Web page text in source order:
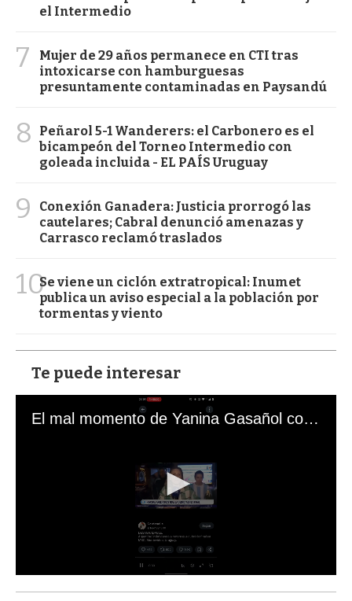
el Intermedio
7
Mujer de 29 años permanece en CTI tras
intoxicarse con hamburguesas
presuntamente contaminadas en Paysandú
8
Peñarol 5-1 Wanderers: el Carbonero es el
bicampeón del Torneo Intermedio con
goleada incluida - EL PAÍS Uruguay
9
Conexión Ganadera: Justicia prorrogó las
cautelares; Cabral denunció amenazas y
Carrasco reclamó traslados
10Se viene un ciclón extratropical: Inumet
publica un aviso especial a la población por
tormentas y viento
Te puede interesar
El mal momento de Yanina Gasañol con un hincha argentino en "Subrayado"
s